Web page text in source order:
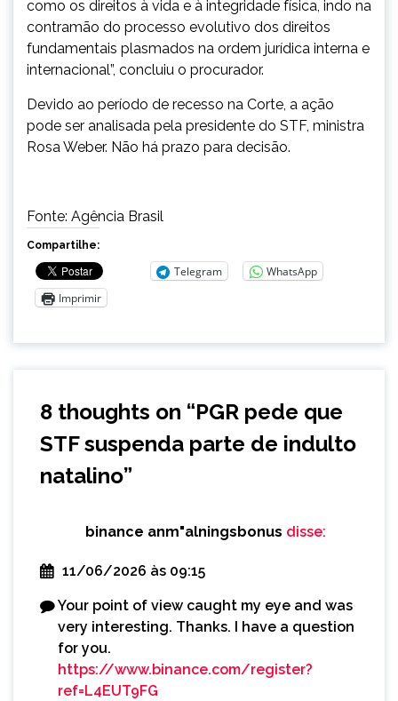
como os direitos à vida e à integridade física, indo na
contramão do processo evolutivo dos direitos
fundamentais plasmados na ordem jurídica interna e
internacional”, concluiu o procurador.
Devido ao período de recesso na Corte, a ação
pode ser analisada pela presidente do STF, ministra
Rosa Weber. Não há prazo para decisão.
Fonte: Agência Brasil
Compartilhe:
Telegram
WhatsApp
Imprimir
8 thoughts on “PGR pede que
STF suspenda parte de indulto
natalino”
binance anm"alningsbonus disse:
11/06/2026 às 09:15
Your point of view caught my eye and was
very interesting. Thanks. I have a question
for you.
https://www.binance.com/register?
ref=L4EUT9FG